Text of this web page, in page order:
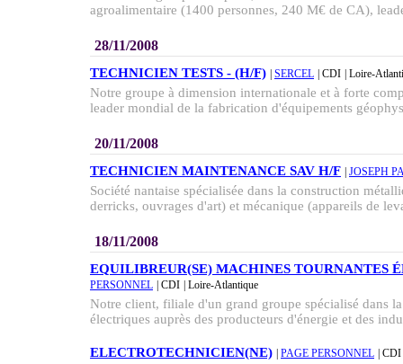
agroalimentaire (1400 personnes, 240 M€ de CA),
28/11/2008
TECHNICIEN TESTS - (H/F) SERCEL | CDI | Loire-
Notre groupe à dimension internationale et à forte
leader mondial de la fabrication d'équipements
20/11/2008
TECHNICIEN MAINTENANCE SAV H/F JOSEPH
Société nantaise spécialisée dans la construction
derricks, ouvrages d'art) et mécanique (appareils de
18/11/2008
EQUILIBREUR(SE) MACHINES TOURNANTES
PERSONNEL | CDI | Loire-Atlantique
Notre client, filiale d'un grand groupe spécialisé dans
électriques auprès des producteurs d'énergie et des
ELECTROTECHNICIEN(NE) PAGE PERSONNEL | CDI